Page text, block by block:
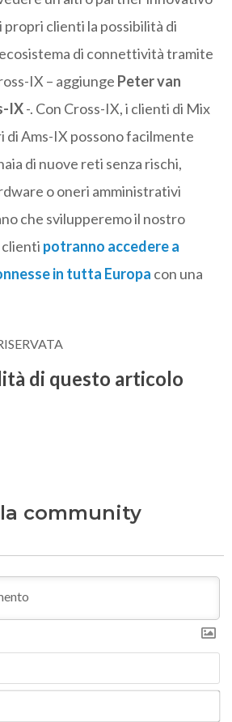
clienti la possibilità di
di connettività tramite
IX – aggiunge Peter van
IX-. Con Cross-IX, i clienti di Mix
di Ams-IX possono facilmente
di nuove reti senza rischi,
o oneri amministrativi
che svilupperemo il nostro
clienti potranno accedere a
in tutta Europa con una
di questo articolo
community